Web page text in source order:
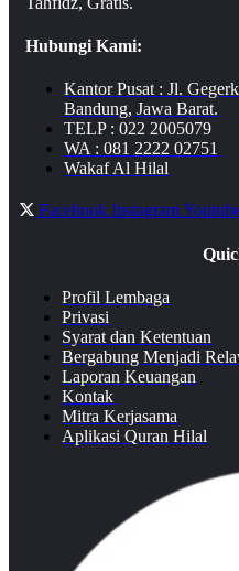
Hubungi Kami:
Kantor Pusat : Jl.
Bandung, Jawa Barat.
TELP : 022 2005079
WA : 081 2222 02751
Wakaf Al Hilal
Facebook Instagram
Profil Lembaga
Privasi
Syarat dan Ketentuan
Bergabung Menjadi
Laporan Keuangan
Kontak
Mitra Kerjasama
Aplikasi Quran Hilal